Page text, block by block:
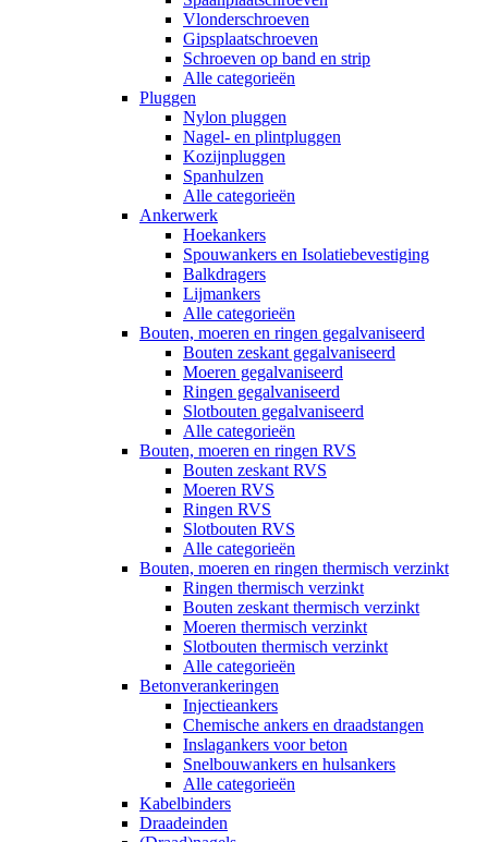
Vlonderschroeven
Gipsplaatschroeven
Schroeven op band en strip
Alle categorieën
Pluggen
Nylon pluggen
Nagel- en plintpluggen
Kozijnpluggen
Spanhulzen
Alle categorieën
Ankerwerk
Hoekankers
Spouwankers en Isolatiebevestiging
Balkdragers
Lijmankers
Alle categorieën
Bouten, moeren en ringen gegalvaniseerd
Bouten zeskant gegalvaniseerd
Moeren gegalvaniseerd
Ringen gegalvaniseerd
Slotbouten gegalvaniseerd
Alle categorieën
Bouten, moeren en ringen RVS
Bouten zeskant RVS
Moeren RVS
Ringen RVS
Slotbouten RVS
Alle categorieën
Bouten, moeren en ringen thermisch verzinkt
Ringen thermisch verzinkt
Bouten zeskant thermisch verzinkt
Moeren thermisch verzinkt
Slotbouten thermisch verzinkt
Alle categorieën
Betonverankeringen
Injectieankers
Chemische ankers en draadstangen
Inslagankers voor beton
Snelbouwankers en hulsankers
Alle categorieën
Kabelbinders
Draadeinden